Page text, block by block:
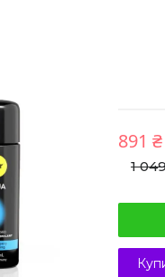
1
891 ₴